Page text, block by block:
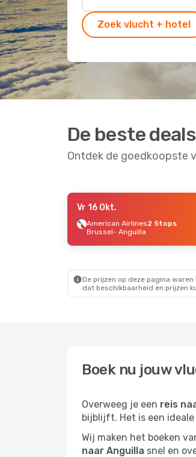
Zoek vlucht + hotel
De beste
Ontdek de goedkoopste
- Ma 21 Sep.
Direct
- Anguilla
Vr 16 Okt.
American Airlines2 Stops
Brussel- Anguilla
De prijzen op deze pagina
dat beschikbaarheid en prijzen
Boek nu jouw
Overweeg je een reis
bijblijft. Het is een
Wij maken het boeken
naar Anguilla snel en